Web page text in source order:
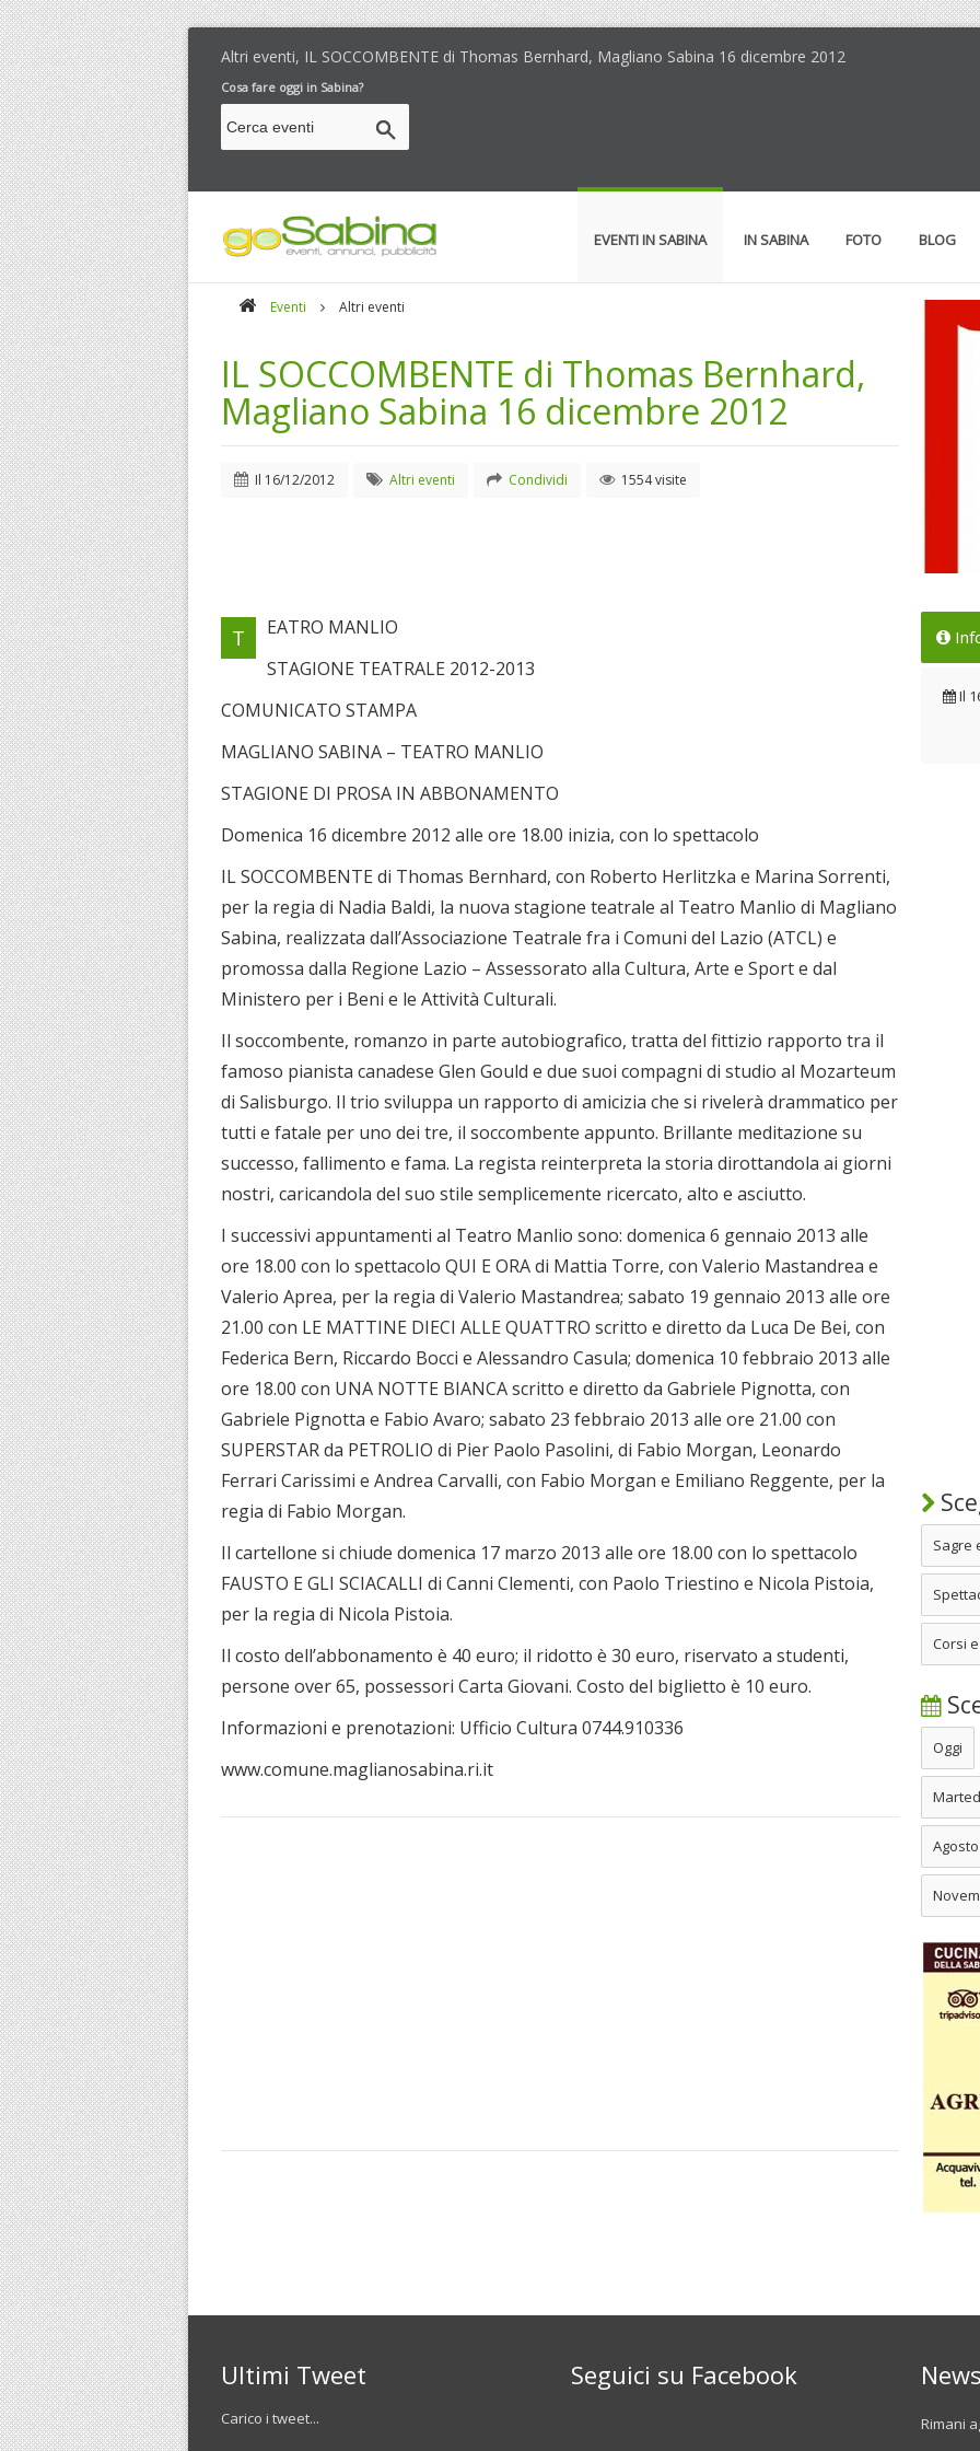
Altri eventi, IL SOCCOMBENTE di Thomas Bernhard, Magliano Sabina 16 dicembre 2012
Cosa fare oggi in Sabina?
EVENTI IN SABINA IN SABINA FOTO BLOG
Eventi Altri eventi
IL SOCCOMBENTE di Thomas Bernhard,
Magliano Sabina 16 dicembre 2012
Il 16/12/2012 Altri eventi Condividi 1554 visite
Il
T
EATRO MANLIO
STAGIONE TEATRALE 2012-2013
COMUNICATO STAMPA
MAGLIANO SABINA – TEATRO MANLIO
STAGIONE DI PROSA IN ABBONAMENTO
Domenica 16 dicembre 2012 alle ore 18.00 inizia, con lo spettacolo
IL SOCCOMBENTE di Thomas Bernhard, con Roberto Herlitzka e Marina Sorrenti,
per la regia di Nadia Baldi, la nuova stagione teatrale al Teatro Manlio di Magliano
Sabina, realizzata dall’Associazione Teatrale fra i Comuni del Lazio (ATCL) e
promossa dalla Regione Lazio – Assessorato alla Cultura, Arte e Sport e dal
Ministero per i Beni e le Attività Culturali.
Il soccombente, romanzo in parte autobiografico, tratta del fittizio rapporto tra il
famoso pianista canadese Glen Gould e due suoi compagni di studio al Mozarteum
di Salisburgo. Il trio sviluppa un rapporto di amicizia che si rivelerà drammatico per
tutti e fatale per uno dei tre, il soccombente appunto. Brillante meditazione su
successo, fallimento e fama. La regista reinterpreta la storia dirottandola ai giorni
nostri, caricandola del suo stile semplicemente ricercato, alto e asciutto.
I successivi appuntamenti al Teatro Manlio sono: domenica 6 gennaio 2013 alle
ore 18.00 con lo spettacolo QUI E ORA di Mattia Torre, con Valerio Mastandrea e
Valerio Aprea, per la regia di Valerio Mastandrea; sabato 19 gennaio 2013 alle ore
21.00 con LE MATTINE DIECI ALLE QUATTRO scritto e diretto da Luca De Bei, con
Federica Bern, Riccardo Bocci e Alessandro Casula; domenica 10 febbraio 2013 alle
ore 18.00 con UNA NOTTE BIANCA scritto e diretto da Gabriele Pignotta, con
Gabriele Pignotta e Fabio Avaro; sabato 23 febbraio 2013 alle ore 21.00 con
SUPERSTAR da PETROLIO di Pier Paolo Pasolini, di Fabio Morgan, Leonardo
Ferrari Carissimi e Andrea Carvalli, con Fabio Morgan e Emiliano Reggente, per la
regia di Fabio Morgan.
Il cartellone si chiude domenica 17 marzo 2013 alle ore 18.00 con lo spettacolo
FAUSTO E GLI SCIACALLI di Canni Clementi, con Paolo Triestino e Nicola Pistoia,
per la regia di Nicola Pistoia.
Il costo dell’abbonamento è 40 euro; il ridotto è 30 euro, riservato a studenti,
persone over 65, possessori Carta Giovani. Costo del biglietto è 10 euro.
Informazioni e prenotazioni: Ufficio Cultura 0744.910336
www.comune.maglianosabina.ri.it
Il
Sagre
Corsi
Oggi
Agosto
Ultimi Tweet
Carico i tweet...
Seguici su Facebook
Rimani